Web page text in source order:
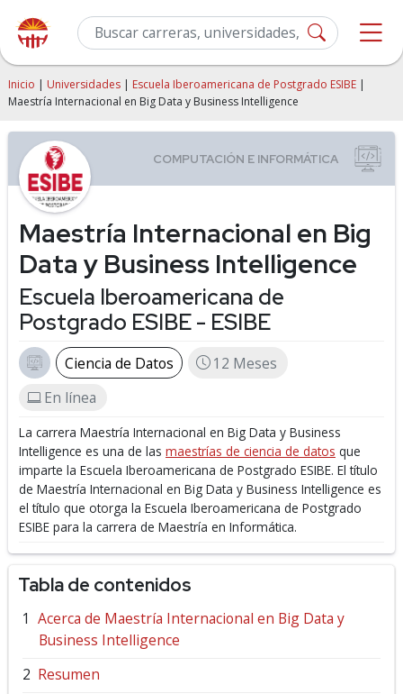
Inicio | Universidades | Escuela Iberoamericana de Postgrado ESIBE |
Maestría Internacional en Big Data y Business Intelligence
Maestría Internacional en Big
Data y Business Intelligence
Escuela Iberoamericana de
Postgrado ESIBE - ESIBE
Ciencia de Datos
12 Meses
En línea
La carrera Maestría Internacional en Big Data y Business
Intelligence es una de las maestrías de ciencia de datos que
imparte la Escuela Iberoamericana de Postgrado ESIBE. El título
de Maestría Internacional en Big Data y Business Intelligence es
el título que otorga la Escuela Iberoamericana de Postgrado
ESIBE para la carrera de Maestría en Informática.
Tabla de contenidos
Acerca de Maestría Internacional en Big Data y
Business Intelligence
Resumen